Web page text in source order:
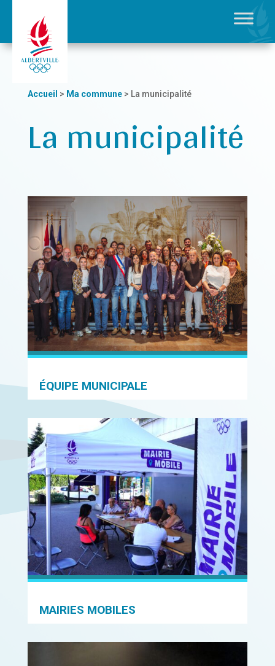
Accueil > Ma commune> La municipalité
La municipalité
ÉQUIPE MUNICIPALE
MAIRIES MOBILES